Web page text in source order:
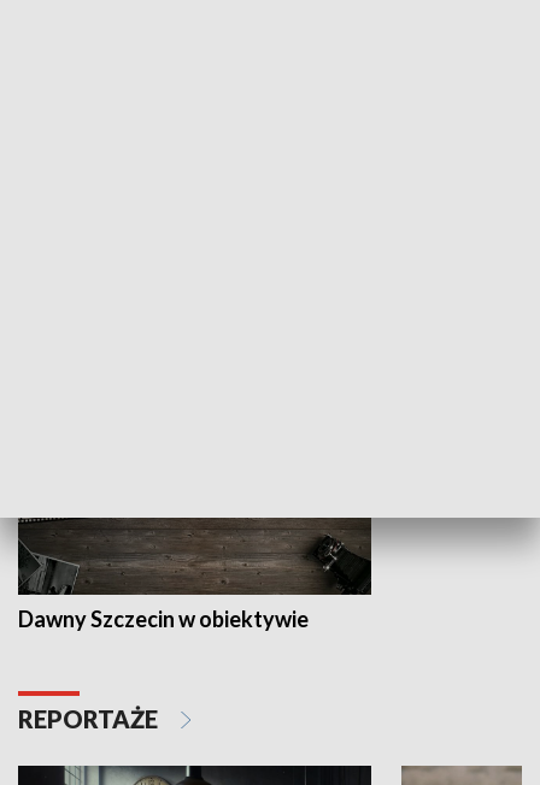
Dawny Szczecin w obiektywie
REPORTAŻE